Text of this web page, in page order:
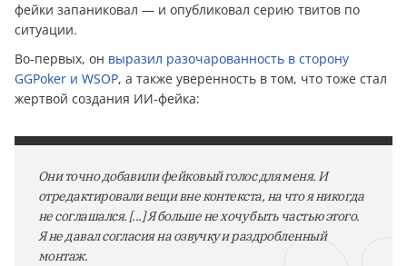
фейки запаниковал — и опубликовал серию твитов по
ситуации.
Во-первых, он выразил разочарованность в сторону
GGPoker и WSOP, а также уверенность в том, что тоже стал
жертвой создания ИИ-фейка:
Они точно добавили фейковый голос для меня. И
отредактировали вещи вне контекста, на что я никогда
не соглашался. [...] Я больше не хочу быть частью этого.
Я не давал согласия на озвучку и раздробленный
монтаж.